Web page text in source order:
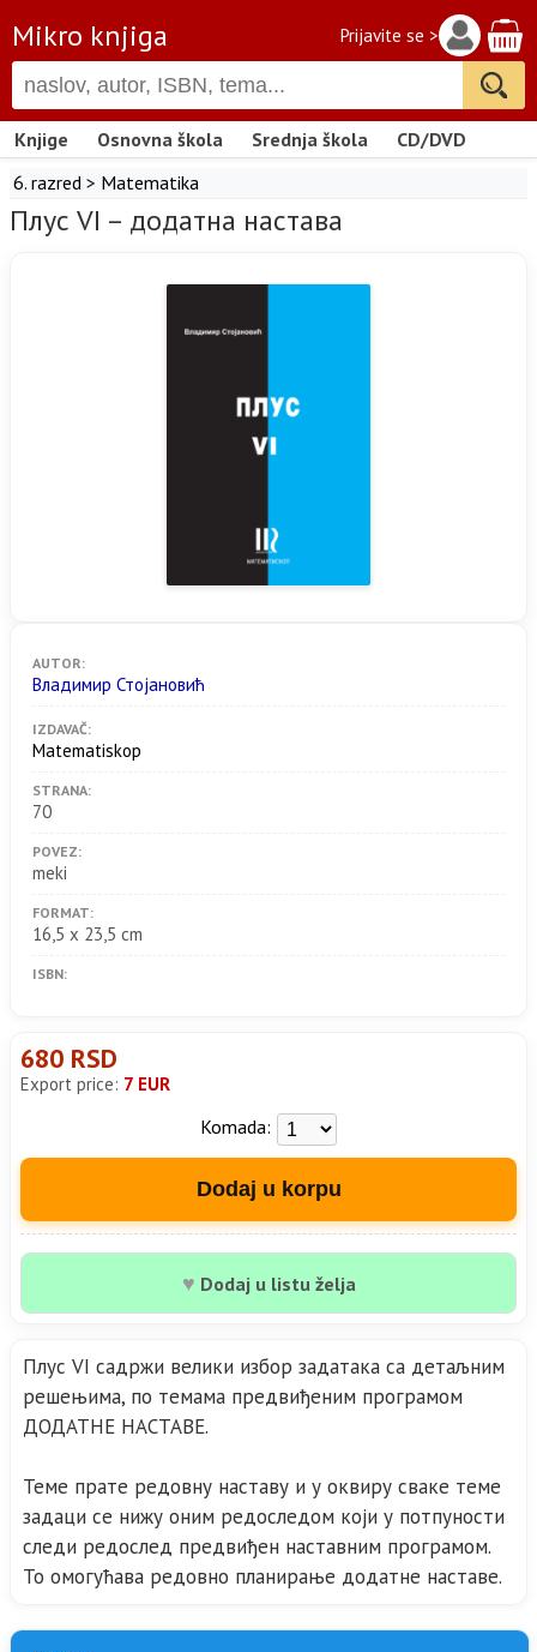
Mikro knjiga Prijavite se >
Knjige Osnovna škola Srednja škola
CD/DVD
6. razred > Matematika
Плус VI – додатна настава
AUTOR:
Владимир Стојановић
IZDAVAČ:
Matematiskop
STRANA:
70
POVEZ:
meki
FORMAT:
16,5 x 23,5 cm
ISBN:
680 RSD
Export price: 7 EUR
Komada:
Dodaj u korpu
♥ Dodaj u listu želja
Плус VI садржи велики избор задатака са детаљним
решењима, по темама предвиђеним програмом
ДОДАТНЕ НАСТАВЕ.
Теме прате редовну наставу и у оквиру сваке теме
задаци се нижу оним редоследом који у потпуности
следи редослед предвиђен наставним програмом.
То омогућава редовно планирање додатне наставе.